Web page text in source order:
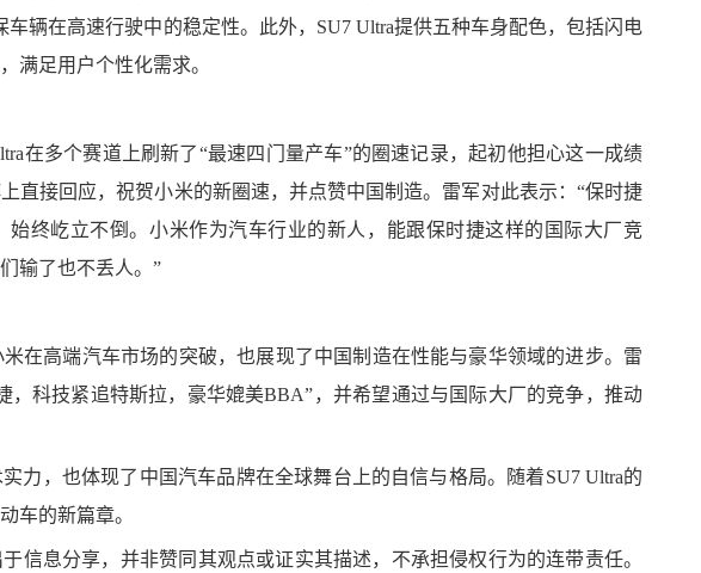
辆在高速行驶中的稳定性。此外，SU7 Ultra提供五种车身配色，包括闪电
满足用户个性化需求。
多个赛道上刷新了“最速四门量产车”的圈速记录，起初他担心这一成绩
直接回应，祝贺小米的新圈速，并点赞中国制造。雷军对此表示：“保时捷
终屹立不倒。小米作为汽车行业的新人，能跟保时捷这样的国际大厂竞
输了也不丢人。”
高端汽车市场的突破，也展现了中国制造在性能与豪华领域的进步。雷
，科技紧追特斯拉，豪华媲美BBA”，并希望通过与国际大厂的竞争，推动
，也体现了中国汽车品牌在全球舞台上的自信与格局。随着SU7 Ultra的
车的新篇章。
息分享，并非赞同其观点或证实其描述，不承担侵权行为的连带责任。